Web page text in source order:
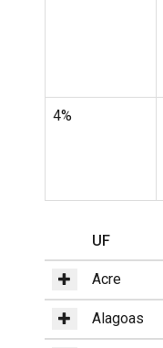
4%
UF
Acre
Alagoas